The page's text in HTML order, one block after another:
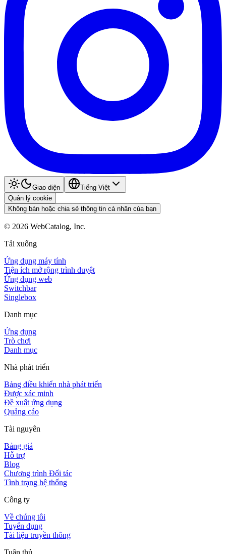
Giao diện
Tiếng Việt
Quản lý cookie
Không bán hoặc chia sẻ thông tin cá nhân của bạn
© 2026 WebCatalog, Inc.
Tải xuống
Ứng dụng máy tính
Tiện ích mở rộng trình duyệt
Ứng dụng web
Switchbar
Singlebox
Danh mục
Ứng dụng
Trò chơi
Danh mục
Nhà phát triển
Bảng điều khiển nhà phát triển
Được xác minh
Đề xuất ứng dụng
Quảng cáo
Tài nguyên
Bảng giá
Hỗ trợ
Blog
Chương trình Đối tác
Tình trạng hệ thống
Công ty
Về chúng tôi
Tuyển dụng
Tài liệu truyền thông
Tuân thủ